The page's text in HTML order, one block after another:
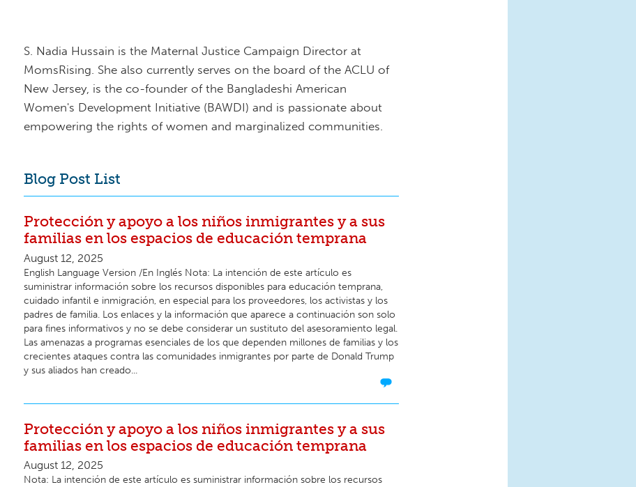
S. Nadia Hussain is the Maternal Justice Campaign Director at
MomsRising. She also currently serves on the board of the ACLU of
New Jersey, is the co-founder of the Bangladeshi American
Women's Development Initiative (BAWDI) and is passionate about
empowering the rights of women and marginalized communities.
Blog Post List
Protección y apoyo a los niños inmigrantes y a sus
familias en los espacios de educación temprana
August 12, 2025
English Language Version /En Inglés Nota: La intención de este artículo es
suministrar información sobre los recursos disponibles para educación temprana,
cuidado infantil e inmigración, en especial para los proveedores, los activistas y los
padres de familia. Los enlaces y la información que aparece a continuación son solo
para fines informativos y no se debe considerar un sustituto del asesoramiento legal.
Las amenazas a programas esenciales de los que dependen millones de familias y los
crecientes ataques contra las comunidades inmigrantes por parte de Donald Trump
y sus aliados han creado...
Protección y apoyo a los niños inmigrantes y a sus
familias en los espacios de educación temprana
August 12, 2025
Nota: La intención de este artículo es suministrar información sobre los recursos